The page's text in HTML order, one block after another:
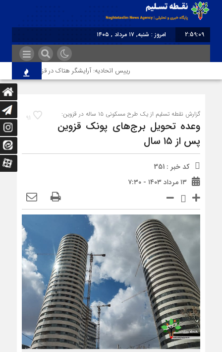
2:59:09
امروز : شنبه, ۱۷ مرداد , ۱۴۰۵
رییس اتحادیه: آرایشگر هتاک در قزوین عضو اتحادیه
91 گزارش نقطه تسلیم از یک طرح مسکونی ۱۵ ساله در قزوین:
وعده تحویل برج‌های پونک قزوین
پس از ۱۵ سال
کد خبر : 351
۱۳ مرداد ۱۴۰۳ - ۷:۳۰